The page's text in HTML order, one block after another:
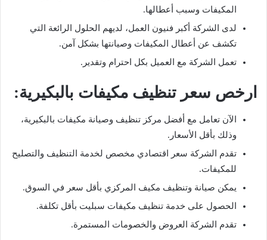
المكيفات وسبب أعطالها.
لدى الشركة أكبر فنيون العمل، لديهم الحلول الرائعة التي
تكشف عن أعطال المكيفات وصيانتها بشكل آمن.
تعمل الشركة مع العميل بكل احترام وتقدير.
ارخص سعر تنظيف مكيفات بالبكيرية:
الآن تعامل مع أفضل مركز تنظيف وصيانة مكيفات بالبكيرية،
وذلك بأقل الأسعار.
تقدم الشركة سعر اقتصادي مخصص لخدمة التنظيف والتصليح
للمكيفات.
يمكن صيانة وتنظيف مكيف المركزي بأقل سعر في السوق.
الحصول على خدمة تنظيف مكيفات سبليت بأقل تكلفة.
تقدم الشركة العروض والخصومات المستمرة.